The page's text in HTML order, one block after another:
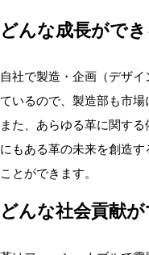
どんな成長ができ
自社で製造・企画（デザ
ているので、製造部も市場
また、あらゆる革に関す
にもある革の未来を創造
ことができます。
どんな社会貢献が